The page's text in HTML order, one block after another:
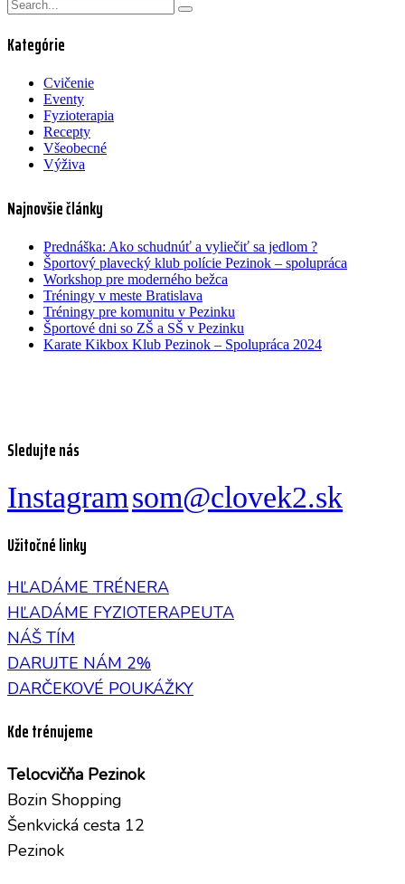
Kategórie
Cvičenie
Eventy
Fyzioterapia
Recepty
Všeobecné
Výživa
Najnovšie články
Prednáška: Ako schudnúť a vyliečiť sa jedlom ?
Športový plavecký klub polície Pezinok – spolupráca
Workshop pre moderného bežca
Tréningy v meste Bratislava
Tréningy pre komunitu v Pezinku
Športové dni so ZŠ a SŠ v Pezinku
Karate Kikbox Klub Pezinok – Spolupráca 2024
Sledujte nás
Instagramsom@clovek2.sk
Užitočné linky
HĽADÁME TRÉNERA
HĽADÁME FYZIOTERAPEUTA
NÁŠ TÍM
DARUJTE NÁM 2%
DARČEKOVÉ POUKÁŽKY
Kde trénujeme
Telocvičňa Pezinok
Bozin Shopping
Šenkvická cesta 12
Pezinok